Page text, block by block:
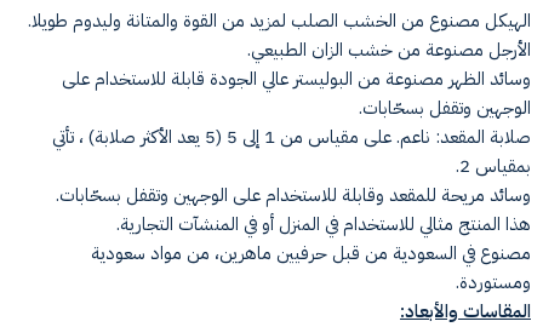
الهيكل مصنوع من الخشب الصلب لمزيد من القوة والمتانة وليدوم طويلا.
الأرجل مصنوعة من خشب الزان الطبيعي.
وسائد الظهر مصنوعة من البوليستر عالي الجودة قابلة للاستخدام على
الوجهين وتقفل بسحّابات.
صلابة المقعد: ناعم. على مقياس من 1 إلى 5 (5 يعد الأكثر صلابة) ، تأتي
بمقياس 2.
وسائد مريحة للمقعد وقابلة للاستخدام على الوجهين وتقفل بسحّابات.
هذا المنتج مثالي للاستخدام في المنزل أو في المنشآت التجارية.
مصنوع في السعودية من قبل حرفيين ماهرين، من مواد سعودية
ومستوردة.
المقاسات والأبعاد: